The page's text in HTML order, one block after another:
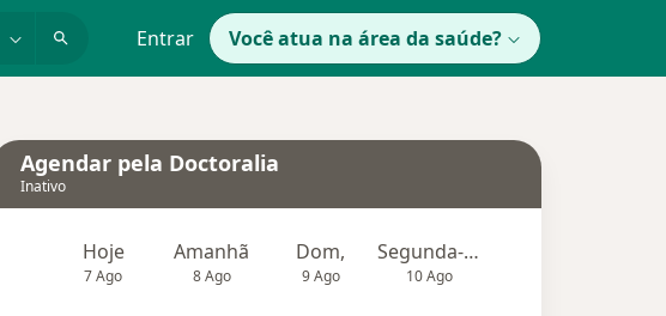
Entrar Você atua na área da saúde?
Agendar pela Doctoralia
Inativo
Hoje
7 Ago
Amanhã
8 Ago
Dom,
9 Ago
Segunda-feira
10 Ago